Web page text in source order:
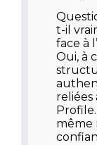
t-il
face à
Oui, à
reliées
même